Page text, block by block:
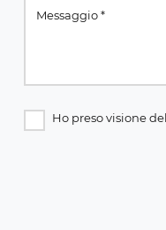
Ho preso visione